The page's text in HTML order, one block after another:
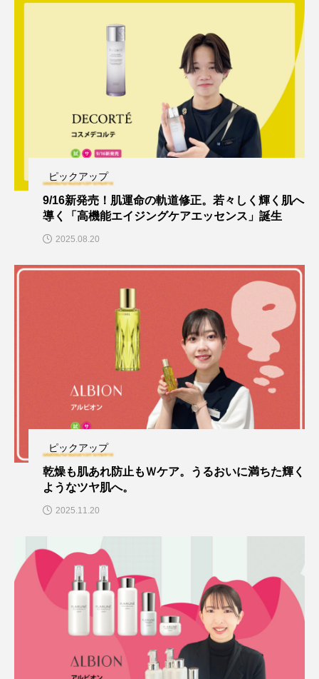
ピックアップ
9/16新発売！肌運命の軌道修正。若々しく輝く肌へ
導く「高機能エイジングケアエッセンス」誕生
2025.08.20
ピックアップ
乾燥も肌あれ防止もＷケア。うるおいに満ちた輝く
ようなツヤ肌へ。
2025.11.20